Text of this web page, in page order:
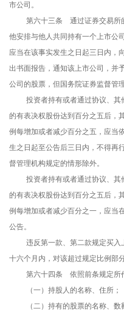
市公司。
第六十三条 通过证券交易所
他安排与他人共同持有一个上市公
应当在该事实发生之日起三日内，
出书面报告，通知该上市公司，并
公司的股票，但国务院证券监督管
投资者持有或者通过协议、
的有表决权股份达到百分之五后，
例每增加或者减少百分之五，应当
生之日起至公告后三日内，不得再
督管理机构规定的情形除外。
投资者持有或者通过协议、
的有表决权股份达到百分之五后，
例每增加或者减少百分之一，应当
公告。
违反第一款、第二款规定买
十六个月内，对该超过规定比例部
第六十四条 依照前条规定所
（一）持股人的名称、住所；
（二）持有的股票的名称、数